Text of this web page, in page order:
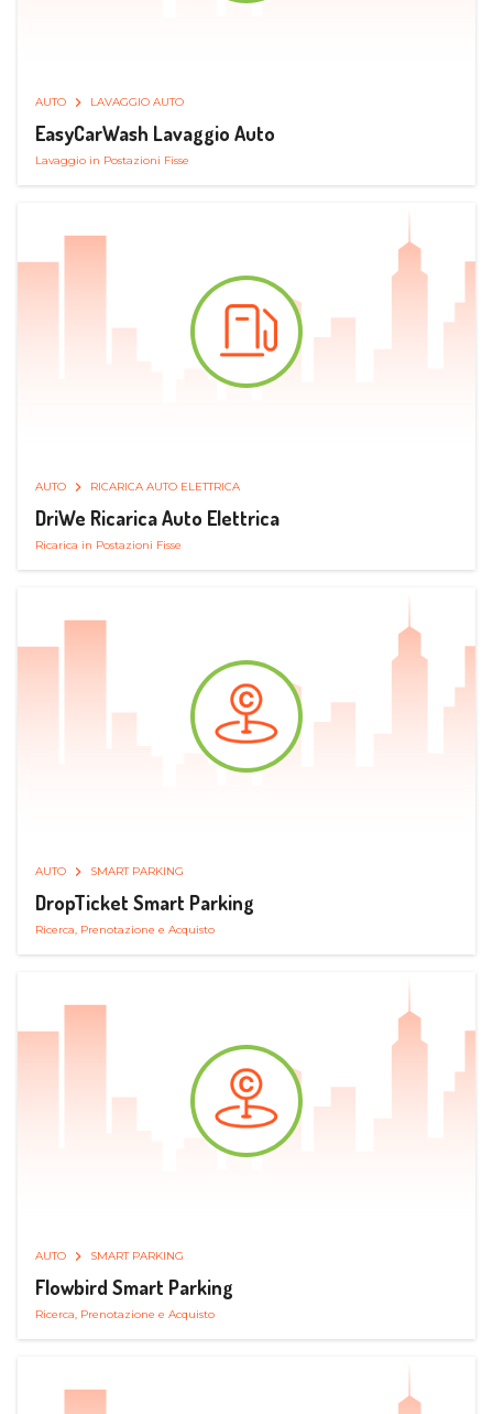
AUTO LAVAGGIO AUTO
EasyCarWash Lavaggio Auto
Lavaggio in Postazioni Fisse
AUTO RICARICA AUTO ELETTRICA
DriWe Ricarica Auto Elettrica
Ricarica in Postazioni Fisse
AUTO SMART PARKING
DropTicket Smart Parking
Ricerca, Prenotazione e Acquisto
AUTO SMART PARKING
Flowbird Smart Parking
Ricerca, Prenotazione e Acquisto